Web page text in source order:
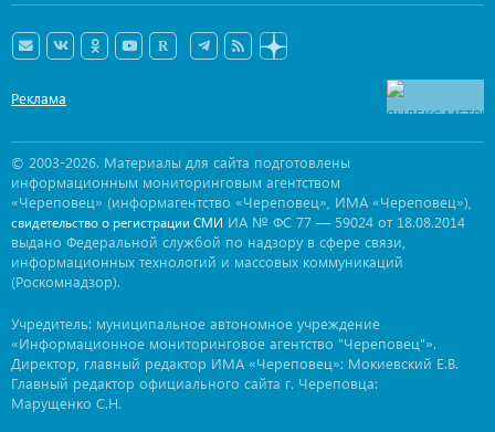
Реклама
© 2003-2026. Материалы для сайта подготовлены
информационным мониторинговым агентством
«Череповец» (информагентство «Череповец», ИМА «Череповец»),
свидетельство о регистрации СМИ ИА № ФС 77 — 59024 от 18.08.2014
выдано Федеральной службой по надзору в сфере связи,
информационных технологий и массовых коммуникаций
(Роскомнадзор).
Учредитель: муниципальное автономное учреждение
«Информационное мониторинговое агентство "Череповец"».
Директор, главный редактор ИМА «Череповец»: Мокиевский Е.В.
Главный редактор официального сайта г. Череповца:
Марущенко С.Н.